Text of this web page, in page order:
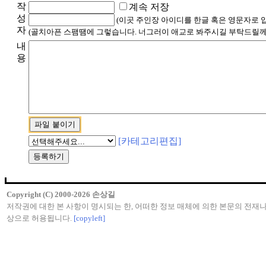
작
성
자
계속 저장
(이곳 주인장 아이디를 한글 혹은 영문자로
(골치아픈 스팸땜에 그렇습니다. 너그러이 애교로 봐주시길 부탁드릴
내
용
[카테고리편집]
Copyright (C) 2000-2026 손상길
저작권에 대한 본 사항이 명시되는 한, 어떠한 정보 매체에 의한 본문의 전재
상으로 허용됩니다. [copyleft]